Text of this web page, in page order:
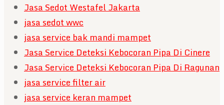
Jasa Sedot Westafel Jakarta
jasa sedot wwc
jasa service bak mandi mampet
Jasa Service Deteksi Kebocoran Pipa Di Cinere
Jasa Service Deteksi Kebocoran Pipa Di Ragunan
jasa service filter air
jasa service keran mampet